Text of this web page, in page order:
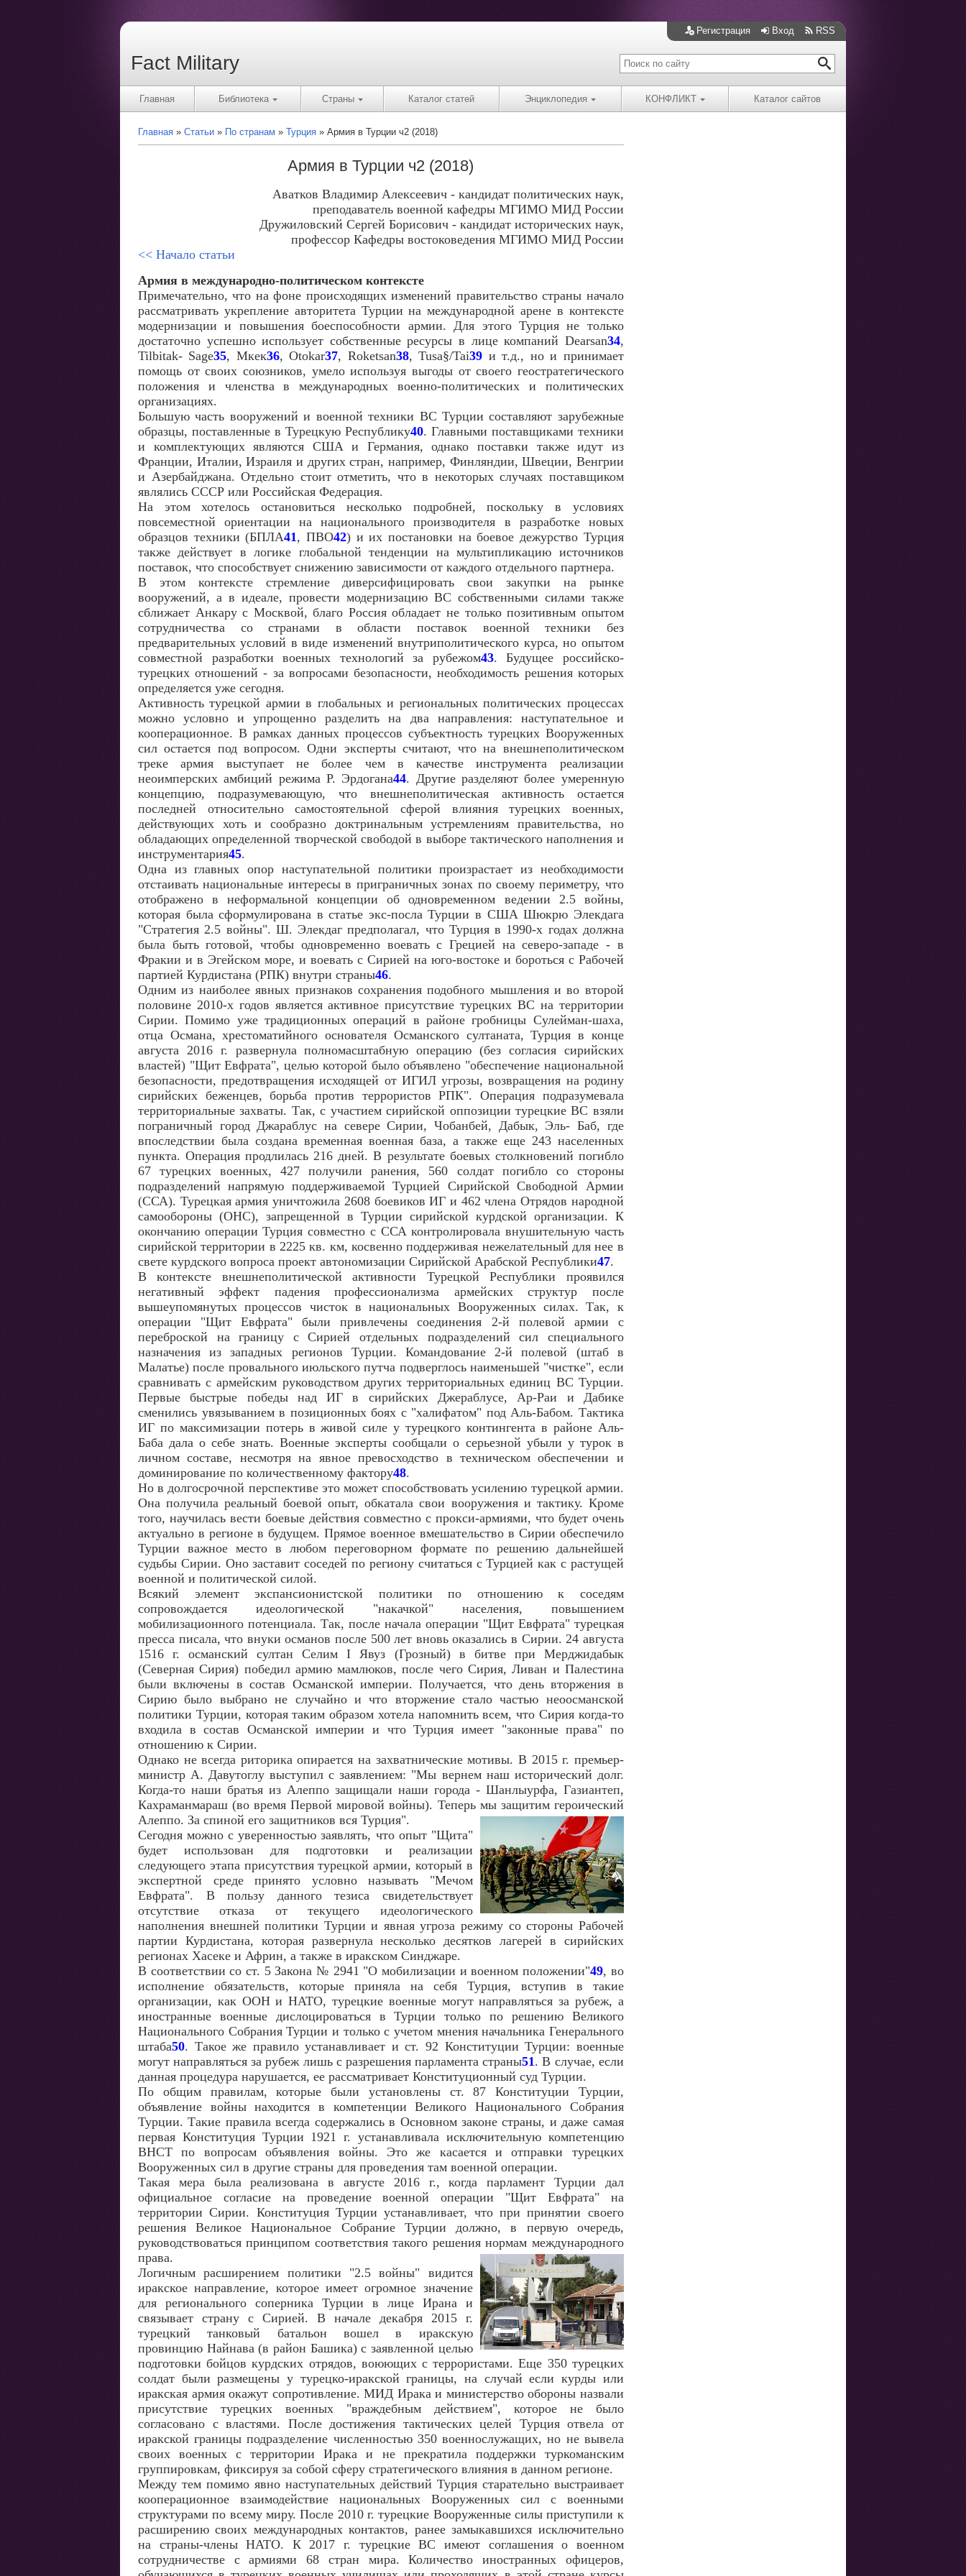
Регистрация Вход RSS
Fact Military
Главная Библиотека Страны Каталог статей Энциклопедия КОНФЛИКТ Каталог сайтов
Главная Статьи По странам Турция Армия в Турции ч2 (2018)
Армия в Турции ч2 (2018)
Аватков Владимир Алексеевич - кандидат политических наук,
преподаватель военной кафедры МГИМО МИД России
Дружиловский Сергей Борисович - кандидат исторических наук,
профессор Кафедры востоковедения МГИМО МИД России
<< Начало статьи
Армия в международно-политическом контексте
Примечательно, что на фоне происходящих изменений правительство страны начало
рассматривать укрепление авторитета Турции на международной арене в контексте
модернизации и повышения боеспособности армии. Для этого Турция не только
достаточно успешно использует собственные ресурсы в лице компаний Dearsan34,
Tilbitak- Sage35, Мкек36, Otokar37, Roketsan38, Tusa§/Tai39 и т.д., но и принимает
помощь от своих союзников, умело используя выгоды от своего геостратегического
положения и членства в международных военно-политических и политических
организациях.
Большую часть вооружений и военной техники ВС Турции составляют зарубежные
образцы, поставленные в Турецкую Республику40. Главными поставщиками техники
и комплектующих являются США и Германия, однако поставки также идут из
Франции, Италии, Израиля и других стран, например, Финляндии, Швеции, Венгрии
и Азербайджана. Отдельно стоит отметить, что в некоторых случаях поставщиком
являлись СССР или Российская Федерация.
На этом хотелось остановиться несколько подробней, поскольку в условиях
повсеместной ориентации на национального производителя в разработке новых
образцов техники (БПЛА41, ПВО42) и их постановки на боевое дежурство Турция
также действует в логике глобальной тенденции на мультипликацию источников
поставок, что способствует снижению зависимости от каждого отдельного партнера.
В этом контексте стремление диверсифицировать свои закупки на рынке
вооружений, а в идеале, провести модернизацию ВС собственными силами также
сближает Анкару с Москвой, благо Россия обладает не только позитивным опытом
сотрудничества со странами в области поставок военной техники без
предварительных условий в виде изменений внутриполитического курса, но опытом
совместной разработки военных технологий за рубежом43. Будущее российско-
турецких отношений - за вопросами безопасности, необходимость решения которых
определяется уже сегодня.
Активность турецкой армии в глобальных и региональных политических процессах
можно условно и упрощенно разделить на два направления: наступательное и
кооперационное. В рамках данных процессов субъектность турецких Вооруженных
сил остается под вопросом. Одни эксперты считают, что на внешнеполитическом
треке армия выступает не более чем в качестве инструмента реализации
неоимперских амбиций режима Р. Эрдогана44. Другие разделяют более умеренную
концепцию, подразумевающую, что внешнеполитическая активность остается
последней относительно самостоятельной сферой влияния турецких военных,
действующих хоть и сообразно доктринальным устремлениям правительства, но
обладающих определенной творческой свободой в выборе тактического наполнения и
инструментария45.
Одна из главных опор наступательной политики произрастает из необходимости
отстаивать национальные интересы в приграничных зонах по своему периметру, что
отображено в неформальной концепции об одновременном ведении 2.5 войны,
которая была сформулирована в статье экс-посла Турции в США Шюкрю Элекдага
"Стратегия 2.5 войны". Ш. Элекдаг предполагал, что Турция в 1990-х годах должна
была быть готовой, чтобы одновременно воевать с Грецией на северо-западе - в
Фракии и в Эгейском море, и воевать с Сирией на юго-востоке и бороться с Рабочей
партией Курдистана (РПК) внутри страны46.
Одним из наиболее явных признаков сохранения подобного мышления и во второй
половине 2010-х годов является активное присутствие турецких ВС на территории
Сирии. Помимо уже традиционных операций в районе гробницы Сулейман-шаха,
отца Османа, хрестоматийного основателя Османского султаната, Турция в конце
августа 2016 г. развернула полномасштабную операцию (без согласия сирийских
властей) "Щит Евфрата", целью которой было объявлено "обеспечение национальной
безопасности, предотвращения исходящей от ИГИЛ угрозы, возвращения на родину
сирийских беженцев, борьба против террористов РПК". Операция подразумевала
территориальные захваты. Так, с участием сирийской оппозиции турецкие ВС взяли
пограничный город Джараблус на севере Сирии, Чобанбей, Дабык, Эль- Баб, где
впоследствии была создана временная военная база, а также еще 243 населенных
пункта. Операция продлилась 216 дней. В результате боевых столкновений погибло
67 турецких военных, 427 получили ранения, 560 солдат погибло со стороны
подразделений напрямую поддерживаемой Турцией Сирийской Свободной Армии
(ССА). Турецкая армия уничтожила 2608 боевиков ИГ и 462 члена Отрядов народной
самообороны (ОНС), запрещенной в Турции сирийской курдской организации. К
окончанию операции Турция совместно с ССА контролировала внушительную часть
сирийской территории в 2225 кв. км, косвенно поддерживая нежелательный для нее в
свете курдского вопроса проект автономизации Сирийской Арабской Республики47.
В контексте внешнеполитической активности Турецкой Республики проявился
негативный эффект падения профессионализма армейских структур после
вышеупомянутых процессов чисток в национальных Вооруженных силах. Так, к
операции "Щит Евфрата" были привлечены соединения 2-й полевой армии с
переброской на границу с Сирией отдельных подразделений сил специального
назначения из западных регионов Турции. Командование 2-й полевой (штаб в
Малатье) после провального июльского путча подверглось наименьшей "чистке", если
сравнивать с армейским руководством других территориальных единиц ВС Турции.
Первые быстрые победы над ИГ в сирийских Джераблусе, Ар-Раи и Дабике
сменились увязыванием в позиционных боях с "халифатом" под Аль-Бабом. Тактика
ИГ по максимизации потерь в живой силе у турецкого контингента в районе Аль-
Баба дала о себе знать. Военные эксперты сообщали о серьезной убыли у турок в
личном составе, несмотря на явное превосходство в техническом обеспечении и
доминирование по количественному фактору48.
Но в долгосрочной перспективе это может способствовать усилению турецкой армии.
Она получила реальный боевой опыт, обкатала свои вооружения и тактику. Кроме
того, научилась вести боевые действия совместно с прокси-армиями, что будет очень
актуально в регионе в будущем. Прямое военное вмешательство в Сирии обеспечило
Турции важное место в любом переговорном формате по решению дальнейшей
судьбы Сирии. Оно заставит соседей по региону считаться с Турцией как с растущей
военной и политической силой.
Всякий элемент экспансионистской политики по отношению к соседям
сопровождается идеологической "накачкой" населения, повышением
мобилизационного потенциала. Так, после начала операции "Щит Евфрата" турецкая
пресса писала, что внуки османов после 500 лет вновь оказались в Сирии. 24 августа
1516 г. османский султан Селим I Явуз (Грозный) в битве при Мерджидабык
(Северная Сирия) победил армию мамлюков, после чего Сирия, Ливан и Палестина
были включены в состав Османской империи. Получается, что день вторжения в
Сирию было выбрано не случайно и что вторжение стало частью неоосманской
политики Турции, которая таким образом хотела напомнить всем, что Сирия когда-то
входила в состав Османской империи и что Турция имеет "законные права" по
отношению к Сирии.
Однако не всегда риторика опирается на захватнические мотивы. В 2015 г. премьер-
министр А. Давутоглу выступил с заявлением: "Мы вернем наш исторический долг.
Когда-то наши братья из Алеппо защищали наши города - Шанлыурфа, Газиантеп,
Кахраманмараш (во время Первой мировой войны). Теперь мы защитим героический
Алеппо. За спиной его защитников вся Турция".
Сегодня можно с уверенностью заявлять, что опыт "Щита"
будет использован для подготовки и реализации
следующего этапа присутствия турецкой армии, который в
экспертной среде принято условно называть "Мечом
Евфрата". В пользу данного тезиса свидетельствует
отсутствие отказа от текущего идеологического
наполнения внешней политики Турции и явная угроза режиму со стороны Рабочей
партии Курдистана, которая развернула несколько десятков лагерей в сирийских
регионах Хасеке и Африн, а также в иракском Синджаре.
В соответствии со ст. 5 Закона № 2941 "О мобилизации и военном положении"49, во
исполнение обязательств, которые приняла на себя Турция, вступив в такие
организации, как ООН и НАТО, турецкие военные могут направляться за рубеж, а
иностранные военные дислоцироваться в Турции только по решению Великого
Национального Собрания Турции и только с учетом мнения начальника Генерального
штаба50. Такое же правило устанавливает и ст. 92 Конституции Турции: военные
могут направляться за рубеж лишь с разрешения парламента страны51. В случае, если
данная процедура нарушается, ее рассматривает Конституционный суд Турции.
По общим правилам, которые были установлены ст. 87 Конституции Турции,
объявление войны находится в компетенции Великого Национального Собрания
Турции. Такие правила всегда содержались в Основном законе страны, и даже самая
первая Конституция Турции 1921 г. устанавливала исключительную компетенцию
ВНСТ по вопросам объявления войны. Это же касается и отправки турецких
Вооруженных сил в другие страны для проведения там военной операции.
Такая мера была реализована в августе 2016 г., когда парламент Турции дал
официальное согласие на проведение военной операции "Щит Евфрата" на
территории Сирии. Конституция Турции устанавливает, что при принятии своего
решения Великое Национальное Собрание Турции должно, в первую очередь,
руководствоваться принципом соответствия такого решения нормам международного
права.
Логичным расширением политики "2.5 войны" видится
иракское направление, которое имеет огромное значение
для регионального соперника Турции в лице Ирана и
связывает страну с Сирией. В начале декабря 2015 г.
турецкий танковый батальон вошел в иракскую
провинцию Найнава (в район Башика) с заявленной целью
подготовки бойцов курдских отрядов, воюющих с террористами. Еще 350 турецких
солдат были размещены у турецко-иракской границы, на случай если курды или
иракская армия окажут сопротивление. МИД Ирака и министерство обороны назвали
присутствие турецких военных "враждебным действием", которое не было
согласовано с властями. После достижения тактических целей Турция отвела от
иракской границы подразделение численностью 350 военнослужащих, но не вывела
своих военных с территории Ирака и не прекратила поддержки туркоманским
группировкам, фиксируя за собой сферу стратегического влияния в данном регионе.
Между тем помимо явно наступательных действий Турция старательно выстраивает
кооперационное взаимодействие национальных Вооруженных сил с военными
структурами по всему миру. После 2010 г. турецкие Вооруженные силы приступили к
расширению своих международных контактов, ранее замыкавшихся исключительно
на страны-члены НАТО. К 2017 г. турецкие ВС имеют соглашения о военном
сотрудничестве с армиями 68 стран мира. Количество иностранных офицеров,